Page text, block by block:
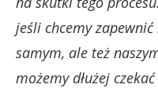
jeśli chcemy
samym, ale też
możemy dłużej czekać